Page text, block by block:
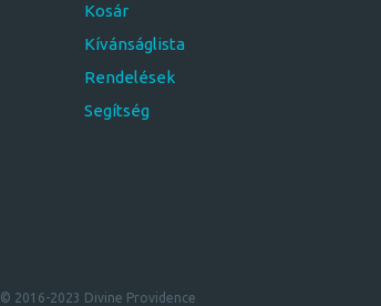
Kosár
Kívánságlista
Rendelések
Segítség
© 2016-2023 Divine Providence